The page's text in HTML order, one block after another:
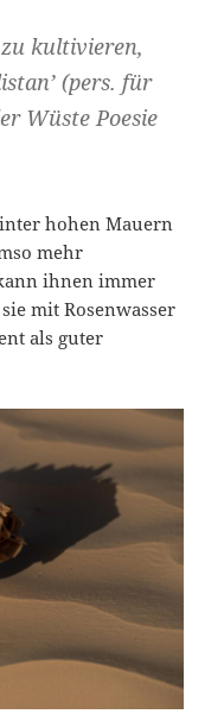
kultivieren,
(pers. für
Wüste Poesie
hohen Mauern
mehr
ihnen immer
mit Rosenwasser
als guter